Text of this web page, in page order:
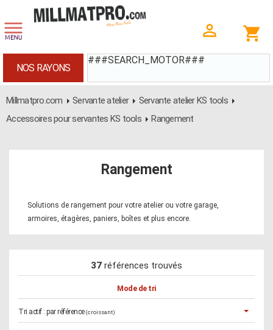
###SEARCH_MOTOR###
NOS RAYONS
Millmatpro.com Servante atelier
Servante atelier KS tools
Accessoires pour servantes KS tools
Rangement
Rangement
Solutions de rangement pour votre atelier ou votre garage,
armoires, étagères, paniers, boîtes et plus encore.
37 références trouvés
Mode de tri
Tri actif : par référence (croissant)